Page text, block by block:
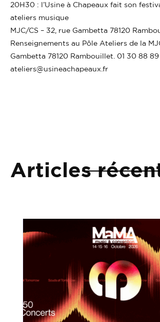
20H30 : l’Usine à Chapeaux fait son
ateliers musique
MJC/CS – 32, rue Gambetta 78120
Renseignements au Pôle Ateliers de la
Gambetta 78120 Rambouillet. 01 30 88 89
ateliers@usineachapeaux.fr
Articles